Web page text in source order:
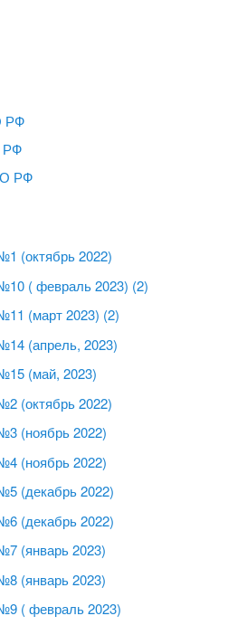
РФ
РФ
РФ
(октябрь 2022)
( февраль 2023) (2)
(март 2023) (2)
(апрель, 2023)
(май, 2023)
(октябрь 2022)
(ноябрь 2022)
(ноябрь 2022)
(декабрь 2022)
(декабрь 2022)
(январь 2023)
(январь 2023)
( февраль 2023)